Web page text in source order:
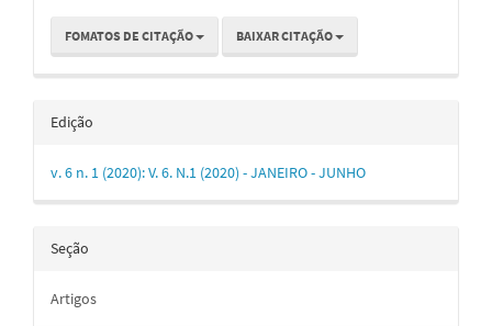
FOMATOS DE CITAÇÃO BAIXAR CITAÇÃO
Edição
v. 6 n. 1 (2020): V. 6. N.1 (2020) - JANEIRO - JUNHO
Seção
Artigos